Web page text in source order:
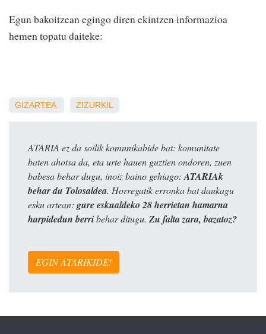
Egun bakoitzean egingo diren ekintzen informazioa
hemen topatu daiteke:
GIZARTEA ZIZURKIL
ATARIA ez da soilik komunikabide bat: komunitate
baten ahotsa da, eta urte hauen guztien ondoren, zuen
babesa behar dugu, inoiz baino gehiago:ATARIAk
behar du Tolosaldea. Horregatik erronka bat daukagu
esku artean: gure eskualdeko 28 herrietan hamarna
harpidedun berribehar ditugu. Zu falta zara, bazatoz?
EGIN ATARIKIDE!